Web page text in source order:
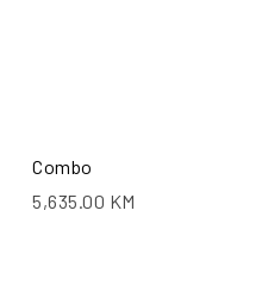
Combo
5,635.00 KM